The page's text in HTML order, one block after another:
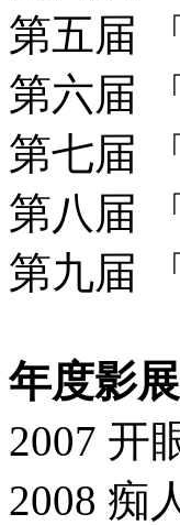
第五届
第六届
第七届
第八届
第九届
年度影展
2007 开
2008 痴